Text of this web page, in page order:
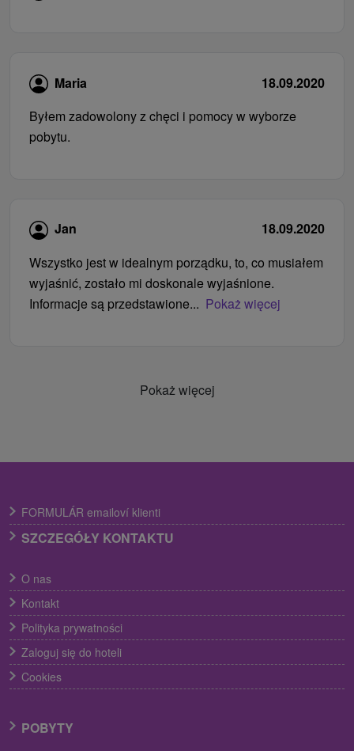
Maria
18.09.2020
Byłem zadowolony z chęci i pomocy w wyborze
pobytu.
Jan
18.09.2020
Wszystko jest w idealnym porządku, to, co musiałem
wyjaśnić, zostało mi doskonale wyjaśnione.
Informacje są przedstawione... Pokaż więcej
Pokaż więcej
FORMULÁR emailoví klienti
SZCZEGÓŁY KONTAKTU
O nas
Kontakt
Polityka prywatności
Zaloguj się do hoteli
Cookies
POBYTY